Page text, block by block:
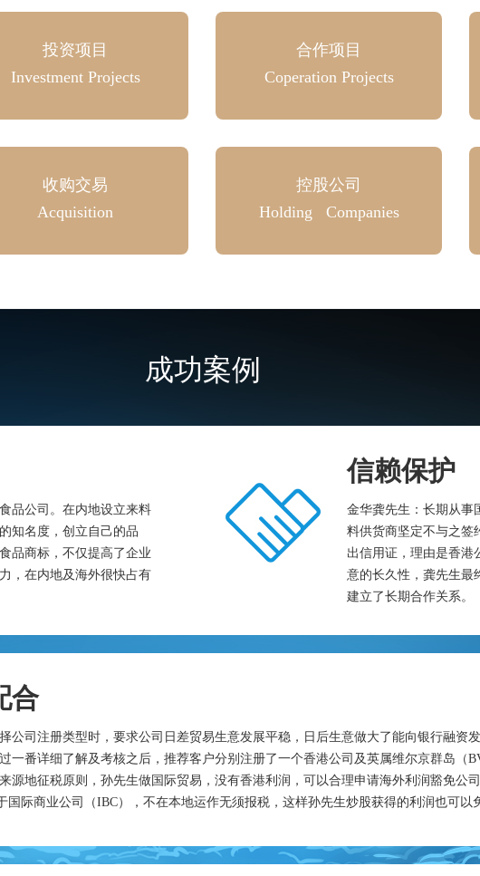
投资项目
Investment Projects
合作项目
Coperation Projects
收购交易
Acquisition
控股公司
Holding Companies
成功案例
品公司。在内地设立来料
知名度，创立自己的品
品商标，不仅提高了企业
，在内地及海外很快占有
信赖保护
金华龚先生：长期从事
料供货商坚定不与之签
出信用证，理由是香港
意的长久性，龚先生最
建立了长期合作关系。
合
公司注册类型时，要求公司日差贸易生意发展平稳，日后生意做大了能向银行融资
一番详细了解及考核之后，推荐客户分别注册了一个香港公司及英属维尔京群岛（
源地征税原则，孙先生做国际贸易，没有香港利润，可以合理申请海外利润豁免公
际商业公司（IBC），不在本地运作无须报税，这样孙先生炒股获得的利润也可以